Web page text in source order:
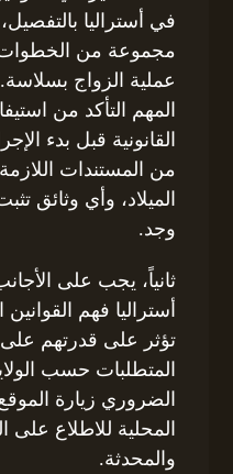
في أستراليا
مجموعة من
عملية الزواج
المهم التأكد من
القانونية قبل بدء
من المستندات
الميلاد، وأي وثائق
وجد.
ثانياً، يجب على
أستراليا فهم
تؤثر على قدرتهم
المتطلبات حسب
الضروري زيارة
المحلية للاطلاع على
والمحدثة.